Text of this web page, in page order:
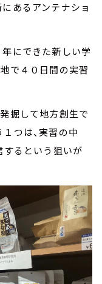
あるアンテナショ
にできた新しい学
で４０日間の実習
掘して地方創生で
つは、実習の中
するという狙いが